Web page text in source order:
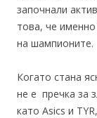
започнали
това, че
на шампионите.
Когато стана
не е пречка за
като Asics и